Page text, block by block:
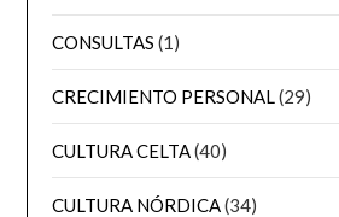
CONSULTAS (1)
CRECIMIENTO PERSONAL(29)
CULTURA CELTA(40)
CULTURA NÓRDICA(34)